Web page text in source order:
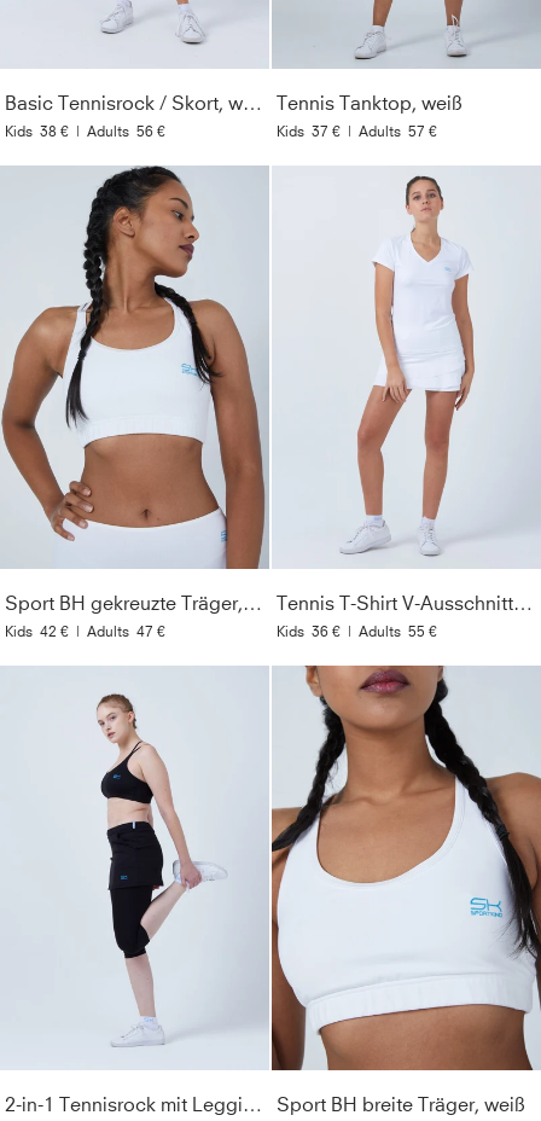
Basic Tennisrock / Skort, weiß
Kids 38 € | Adults 56 €
Tennis Tanktop, weiß
Kids 37 € | Adults 57 €
Sport BH gekreuzte Träger, weiß
Kids 42 € | Adults 47 €
Tennis T-Shirt V-Ausschnitt Damen & Mädchen, weiß
Kids 36 € | Adults 55 €
2-in-1 Tennisrock mit Leggings / Skapri, schwarz Sport BH breite Träger, weiß